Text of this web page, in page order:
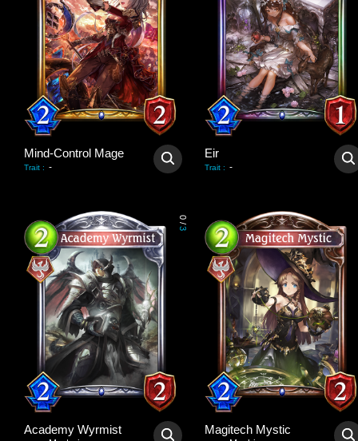
Mind-Control Mage
Trait : -
Eir
Trait : -
0
/
3
Academy Wyrmist Magitech Mystic